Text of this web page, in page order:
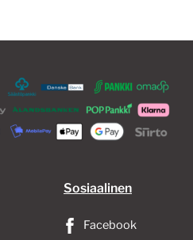
Sosiaalinen
Facebook